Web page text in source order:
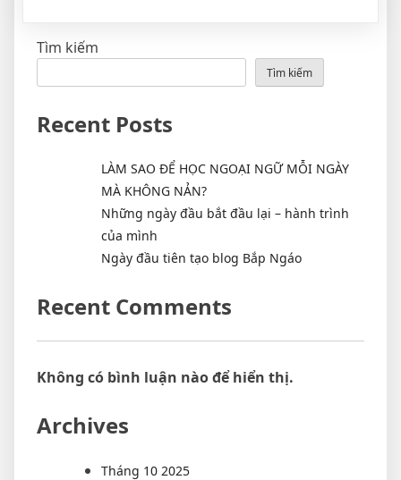
Tìm kiếm
Tìm kiếm
Recent Posts
LÀM SAO ĐỂ HỌC NGOẠI NGỮ MỖI NGÀY
MÀ KHÔNG NẢN?
Những ngày đầu bắt đầu lại – hành trình
của mình
Ngày đầu tiên tạo blog Bắp Ngáo
Recent Comments
Không có bình luận nào để hiển thị.
Archives
Tháng 10 2025